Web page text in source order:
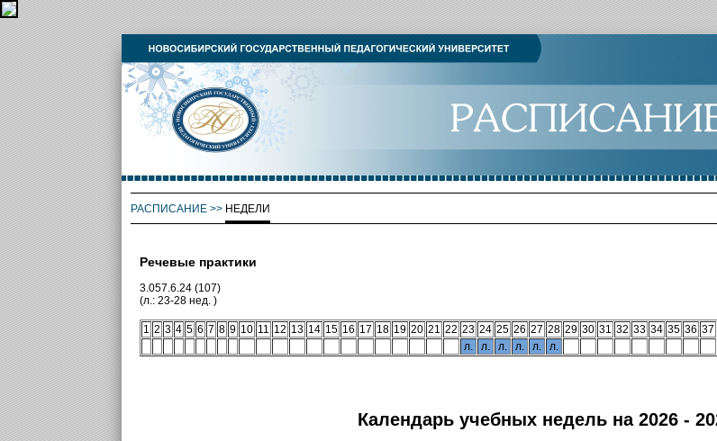
РАСПИСАНИЕ>> НЕДЕЛИ
Речевые практики
3.057.6.24 (107)
(л.: 23-28 нед. )
1 2 3 4 5 6 7 8 9 10 11 12 13 14 15 16 17 18 19 20 21 22 23 24 25 26 27 28 29 30 31 32 33 34 35 36 37
л.
л. л. л. л. л.
Календарь учебных недель на 2026 -